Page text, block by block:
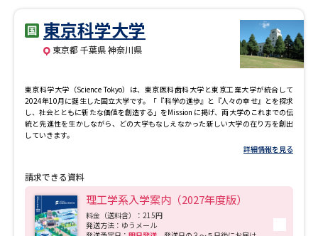
特定商取引表記
テレメール進学カタログ
東京科学大学
東京都 千葉県 神奈川県
東京科学大学（Science Tokyo）は、東京医科歯科大学と東京工業大学が統合して
2024年10月に誕生した国立大学です。「『科学の進歩』と『人々の幸せ』とを探求
し、社会とともに新たな価値を創造する」をMission に掲げ、両大学のこれまでの伝
統と先進性を生かしながら、どの大学もなしえなかった新しい大学の在り方を創出
していきます。
詳細情報を見る
請求できる資料
理工学系入学案内（2027年度版）
料金（送料含）：215円
発送方法：ゆうメール